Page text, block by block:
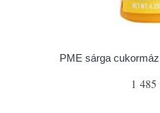
PME sárga
1 485